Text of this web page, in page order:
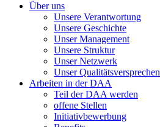
Über uns
Unsere Verantwortung
Unsere Geschichte
Unser Management
Unsere Struktur
Unser Netzwerk
Unser Qualitätsversprechen
Arbeiten in der DAA
Teil der DAA werden
offene Stellen
Initiativbewerbung